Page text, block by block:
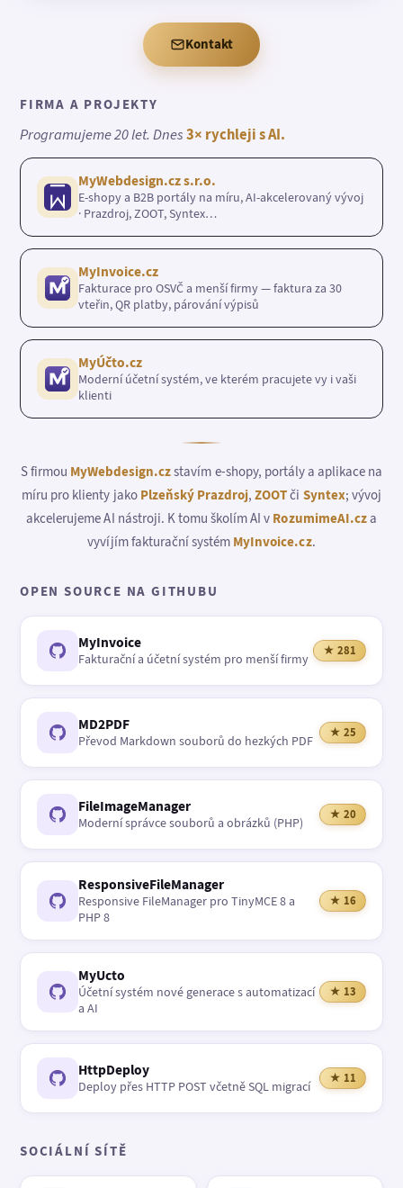
Kontakt
FIRMA A PROJEKTY
Programujeme 20 let. Dnes3× rychleji s AI.
MyWebdesign.cz s.r.o.
E-shopy a B2B portály na míru, AI-akcelerovaný vývoj
· Prazdroj, ZOOT, Syntex…
MyInvoice.cz
Fakturace pro OSVČ a menší firmy — faktura za 30
vteřin, QR platby, párování výpisů
MyÚčto.cz
Moderní účetní systém, ve kterém pracujete vy i vaši
klienti
S firmou MyWebdesign.czstavím e-shopy, portály a aplikace na
míru pro klienty jako Plzeňský Prazdroj,ZOOTči Syntex; vývoj
akcelerujeme AI nástroji. K tomu školím AI v RozumimeAI.cza
vyvíjím fakturační systém MyInvoice.cz.
OPEN SOURCE NA GITHUBU
MyInvoice
Fakturační a účetní systém pro menší firmy
★ 281
MD2PDF
Převod Markdown souborů do hezkých PDF
★ 25
FileImageManager
Moderní správce souborů a obrázků (PHP)
★ 20
ResponsiveFileManager
Responsive FileManager pro TinyMCE 8 a
PHP 8
★ 16
MyUcto
Účetní systém nové generace s automatizací
a AI
★ 13
HttpDeploy
Deploy přes HTTP POST včetně SQL migrací
★ 11
SOCIÁLNÍ SÍTĚ